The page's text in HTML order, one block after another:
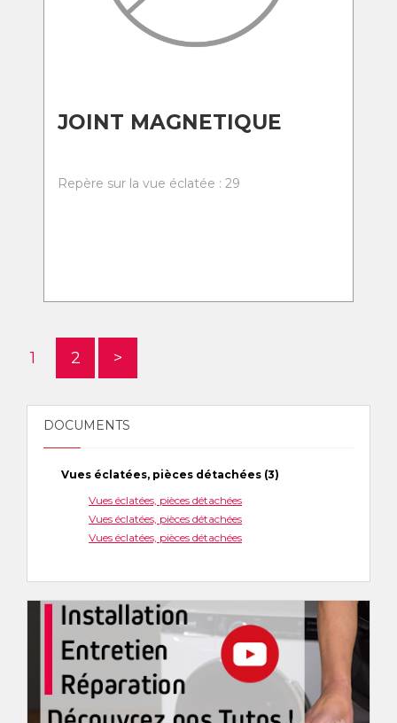
JOINT MAGNETIQUE
Repère sur la vue éclatée : 29
1 2 >
DOCUMENTS
Vues éclatées, pièces détachées (3)
Vues éclatées, pièces détachées
Vues éclatées, pièces détachées
Vues éclatées, pièces détachées